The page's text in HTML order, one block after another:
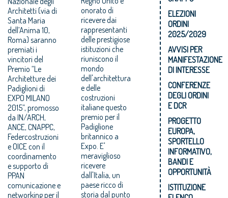
Architetti (via di
Santa Maria
dell’Anima 10,
Roma) saranno
premiati i
vincitori del
Premio “Le
Architetture dei
Padiglioni di
EXPO MILANO
2015”, promosso
da IN/ARCH,
ANCE, CNAPPC,
Federcostruzioni
e OICE con il
coordinamento
e supporto di
PPAN
comunicazione e
networking per il
onorato di
ricevere dai
rappresentanti
delle prestigiose
istituzioni che
riuniscono il
mondo
dell'architettura
e delle
costruzioni
italiane questo
premio per il
Padiglione
britannico a
Expo. E'
meraviglioso
ricevere
dall'Italia, un
paese ricco di
storia dal punto
ELEZIONI
ORDINI
2025/2029
AVVISI PER
MANIFESTAZIONE
DI INTERESSE
CONFERENZE
DEGLI ORDINI
E DCR
PROGETTO
EUROPA,
SPORTELLO
INFORMATIVO,
BANDI E
OPPORTUNITÀ
ISTITUZIONE